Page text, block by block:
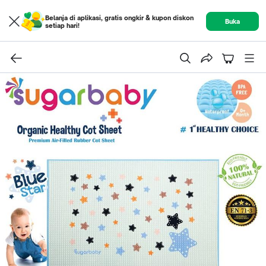
Belanja di aplikasi, gratis ongkir & kupon diskon
setiap hari!
Buka